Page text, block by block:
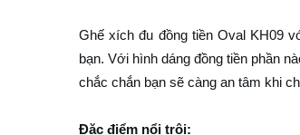
Ghế xích đu đồng tiền Oval KH09
bạn. Với hình dáng đồng tiền phần
chắc chắn bạn sẽ càng an tâm khi
Đặc điểm nổi trội: